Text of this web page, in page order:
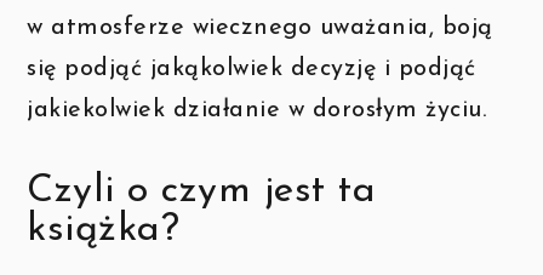
w atmosferze wiecznego uważania, boją
się podjąć jakąkolwiek decyzję i podjąć
jakiekolwiek działanie w dorosłym życiu.
Czyli o czym jest ta
książka?